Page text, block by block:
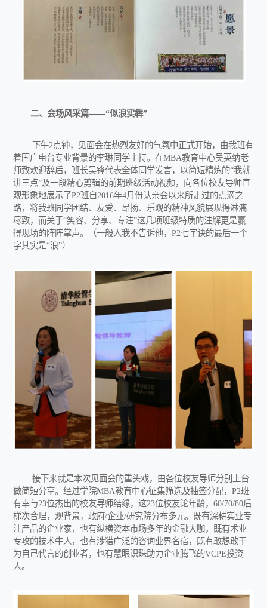
二、会场风采篇——“似浪实犇”
下午2点钟，见面会在热烈友好的气氛中正式开始，由我班有
着国广电台专业背景的李琳同学主持。在MBA教育中心吴英纳老
师致欢迎辞后，班长吴锋代表全体同学发言，以简短精炼的“我就
讲三点”及一段精心剪辑的前期班级活动视频，向各位校友导师直
观形象地展示了P2班自2016年4月份认亲会以来所走过的点滴之
路，将我班同学团结、友爱、昂扬、乐观的精神风貌展现得淋漓
尽致，而关于“笑容、分享、专注”这几项班级特质的注解更是赢
得现场的阵阵掌声。（一般人我不告诉他，P2七字诀的最后一个
字其实是“浪”）
接下来就是本次见面会的重头戏，由各位校友导师分别上台
做简短分享。经过学院MBA教育中心征集筛选及抽签分配，P2班
有幸与23位杰出的校友导师结缘，这23位校友论年龄，60/70/80后
梯次合理，观背景，政府/企业/研究院分布多元。既有深耕实业专
注产品的企业家，也有纵横资本市场多年的金融大咖，既有术业
专攻的技术牛人，也有涉猎广泛的咨询业界名宿，既有敢想敢干
为自己代言的创业者，也有慧眼识珠助力企业腾飞的VCPE投资
人。